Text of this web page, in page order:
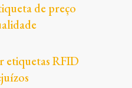
de preço
etiquetas RFID